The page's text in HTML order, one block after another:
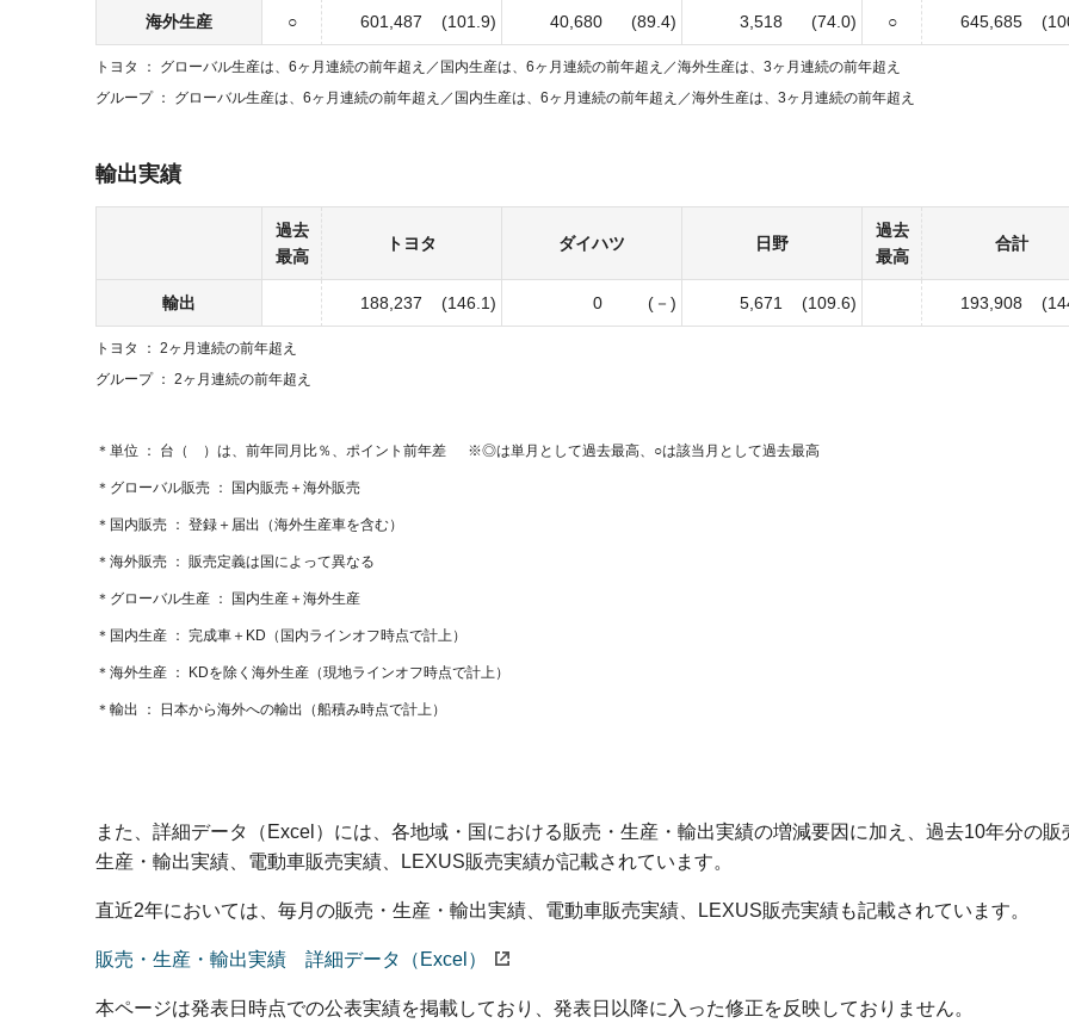
海外生産 ○ 601,487 (101.9) 40,680 (89.4) 3,518 (74.0) ○ 645,685
トヨタ グローバル生産は、6ヶ月連続の前年超え／ 国内生産は、6ヶ月連続の前年超え／海外生産は、3ヶ月連続の前年超え
グループ
グローバル生産は、6ヶ月連続の前年超え／ 国内生産は、6ヶ月連続の前年超え／海外生産は、3ヶ月連続の前年超え
輸出実績
過去
最高
トヨタ ダイハツ 日野
過去
最高
合計
輸出 188,237 (146.1) 0 (－) 5,671 (109.6) 193,908
トヨタ
2ヶ月連続の前年超え
グループ
2ヶ月連続の前年超え
単位 台（ ）は、前年同月比％、ポイント前年差 ◎は単月として過去最高、 ○は該当月として過去最高
グローバル販売 国内販売＋海外販売
国内販売 登録＋届出 （海外生産車を含む）
海外販売 販売定義は国によって異なる
グローバル生産 国内生産＋海外生産
国内生産 完成車＋KD （国内ラインオフ時点で計上）
海外生産 KDを除く海外生産 （現地ラインオフ時点で計上）
輸出 日本から海外への輸出 （船積み時点で計上）
また、詳細データ（Excel）には、各地域・国における販売・生産・輸出実績の増減要因に加え、過去10年分の販
生産・輸出実績、電動車販売実績、LEXUS販売実績が記載されています。
直近2年においては、毎月の販売・生産・輸出実績、電動車販売実績、LEXUS販売実績も記載されています。
販売・生産・輸出実績 詳細データ（Excel）
本ページは発表日時点での公表実績を掲載しており、発表日以降に入った修正を反映しておりません。